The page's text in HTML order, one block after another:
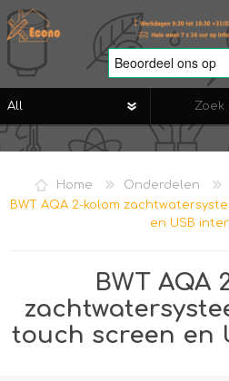
REGISTREREN
VERLANGLIJST
Home Onderdelen
BWT AQA 2-kolom
en USB
BWT AQA
touch screen en